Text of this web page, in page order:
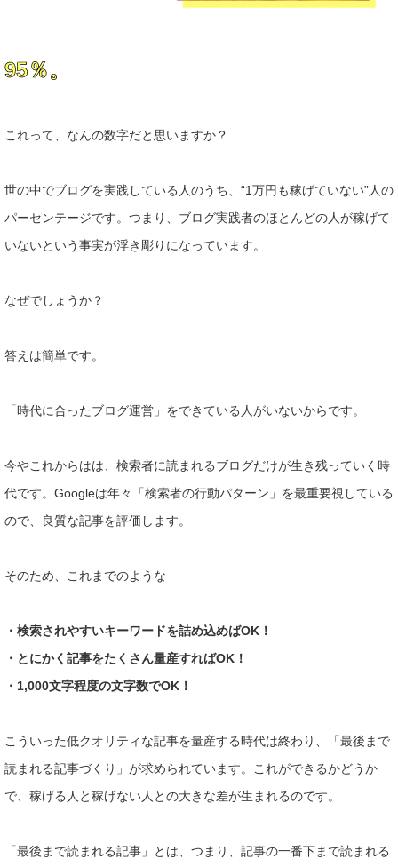
95％。
これって、なんの数字だと思いますか？
世の中でブログを実践している人のうち、“1万円も稼げていない”人の
パーセンテージです。つまり、ブログ実践者のほとんどの人が稼げて
いないという事実が浮き彫りになっています。
なぜでしょうか？
答えは簡単です。
「時代に合ったブログ運営」をできている人がいないからです。
今やこれからはは、検索者に読まれるブログだけが生き残っていく 時
代です。Googleは年々「検索者の行動パターン」を最重要視している
ので、良質な記事を評価します。
そのため、これまでのような
・検索されやすいキーワードを詰め込めばOK！
・とにかく記事をたくさん量産すればOK！
・1,000文字程度の文字数でOK！
こういった低クオリティな記事を量産する時代は終わり、「最後ま で
読まれる記事づくり」が求められています。これができるかどう か
で、稼げる人と稼げない人との大きな差が生まれるのです。
「最後まで読まれる記事」とは、つまり、記事の一番下まで読まれる